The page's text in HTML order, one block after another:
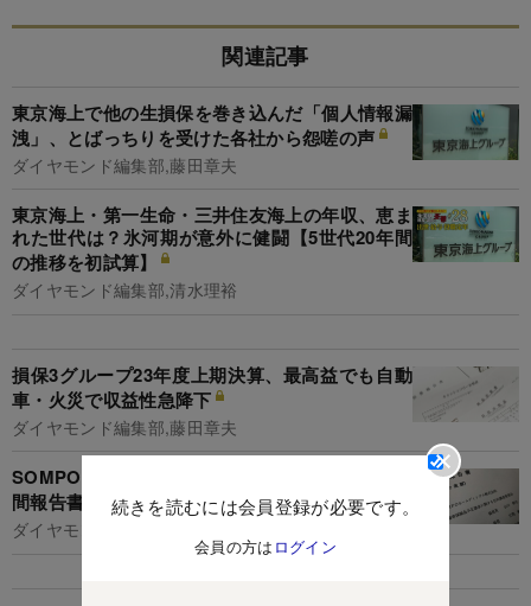
続きを読むには会員登録が必要です。
会員の方は ログイン
関連記事
東京海上で他の生損保を巻き込んだ「個人情報漏
洩」、とばっちりを受けた各社から怨嗟の声
ダイヤモンド編集部,藤田章夫
東京海上・第一生命・三井住友海上の年収、恵ま
れた世代は？氷河期が意外に健闘【5世代20年間
の推移を初試算】
ダイヤモンド編集部,清水理裕
損保3グループ23年度上期決算、最高益でも自動
車・火災で収益性急降下
ダイヤモンド編集部,藤田章夫
SOMPOが公表したビッグモーター不正事案の中
間報告書、「粗雑な経営判断」を深掘りする
ダイヤモンド編集部,藤田章夫